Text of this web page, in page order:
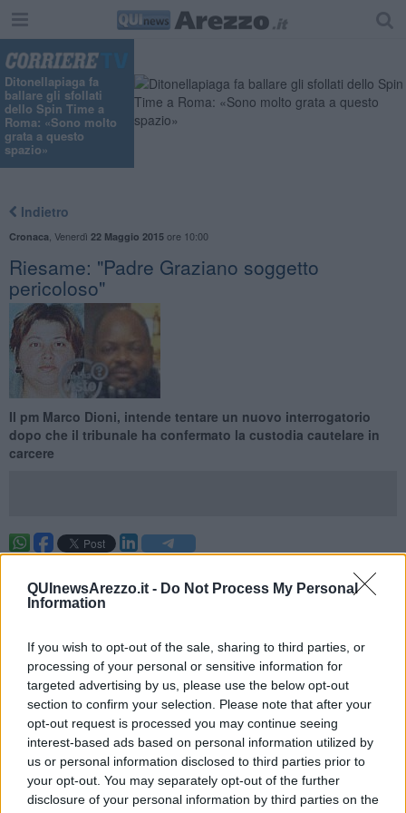
QUInewsArezzo.it - Do Not Process My Personal
Information
If you wish to opt-out of the sale, sharing to third parties, or
processing of your personal or sensitive information for
targeted advertising by us, please use the below opt-out
section to confirm your selection. Please note that after your
opt-out request is processed you may continue seeing
interest-based ads based on personal information utilized by
us or personal information disclosed to third parties prior to
your opt-out. You may separately opt-out of the further
disclosure of your personal information by third parties on the
Ditonellapiaga fa
ballare gli sfollati
dello Spin Time a
Roma: «Sono molto
grata a questo
spazio»
Indietro
Cronaca Venerdì 22 Maggio 2015ore 10:00
Riesame: "Padre Graziano soggetto
pericoloso"
Il pm Marco Dioni, intende tentare un nuovo interrogatorio
dopo che il tribunale ha confermato la custodia cautelare in
carcere
come soggettopericoloso per le donne sprovvedute. Il pm
vuol porre al frate congolese alcune
dice non aver compiuto e continuerebbe invece a indicare il
personaggio
come colui che aveva
con sé Guerrina all'inizio di
maggio del 2014.Intanto, proprio intorno a zio Francesco ruota un
nuovo caso, sollevato dalla trasmissioneChi l'ha visto?di
mercoledì 20 maggio,e cioè lapresunta violazione del segreto
istruttorio che sarebbe avvenuta ad inizio di settembre.Lo scrive
il gip Ponticellinella sua ordinanza di arresto.
Qualcunoa conoscenza delle indagini avrebbe informato il
vescovoche padre Graziano era finito nei guai perla telefonata